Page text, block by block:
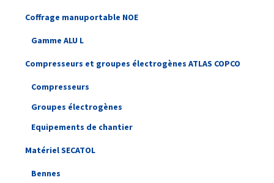
Coffrage manuportable NOE
Gamme ALU L
Compresseurs et groupes électrogènes ATLAS COPCO
Compresseurs
Groupes électrogènes
Equipements de chantier
Matériel SECATOL
Bennes